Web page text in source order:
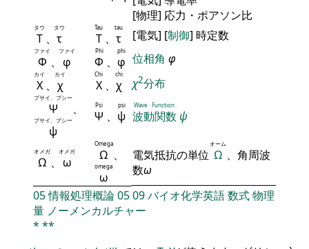
[物理] 応力・ポアソン比
Τ
タウ
、 τ
タウ
Τ
Tau
、 τ
tau
[電気] [制御] 時定数
Φ
ファイ
、 φ
ファイ
Φ
Phi
、 φ
phi
位相角 φ
Χ
カイ
、 χ
カイ
Χ
Chi
、 χ
chi
χ2分布
Ψ
プサイ、プシー
、
ψ
プサイ、プシー Ψ
Psi
、 ψ
psi
波動関数
Wave Function
ψ
Ω
オメガ
、 ω
オメガ Ω
Omega
、
ω
omega
電気抵抗の単位 Ω
オーム
、角周波
数ω
05情報処理概論0509バイオ化学英語数式物理
量 ノーメンカルチャー
* **